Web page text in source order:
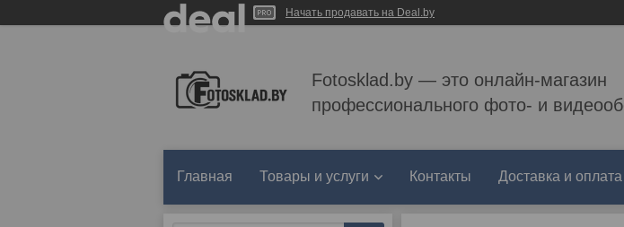
Начать продавать на Deal.by
Fotosklad.by — это онлайн-магазин
профессионального фото- и
Главная Товары и услуги Контакты Доставка и оплата